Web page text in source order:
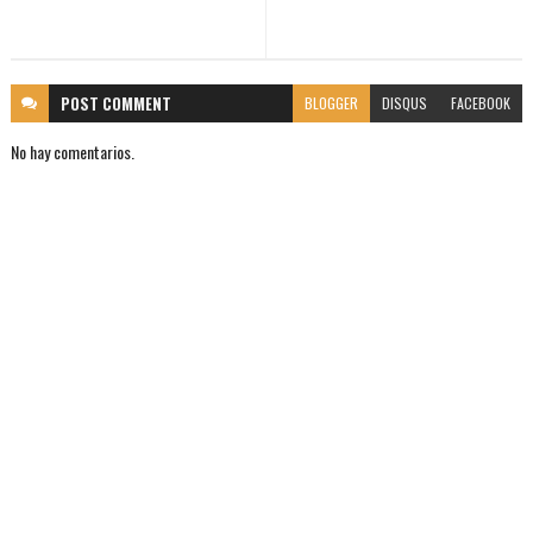
POST COMMENT BLOGGER DISQUS FACEBOOK
No hay comentarios.